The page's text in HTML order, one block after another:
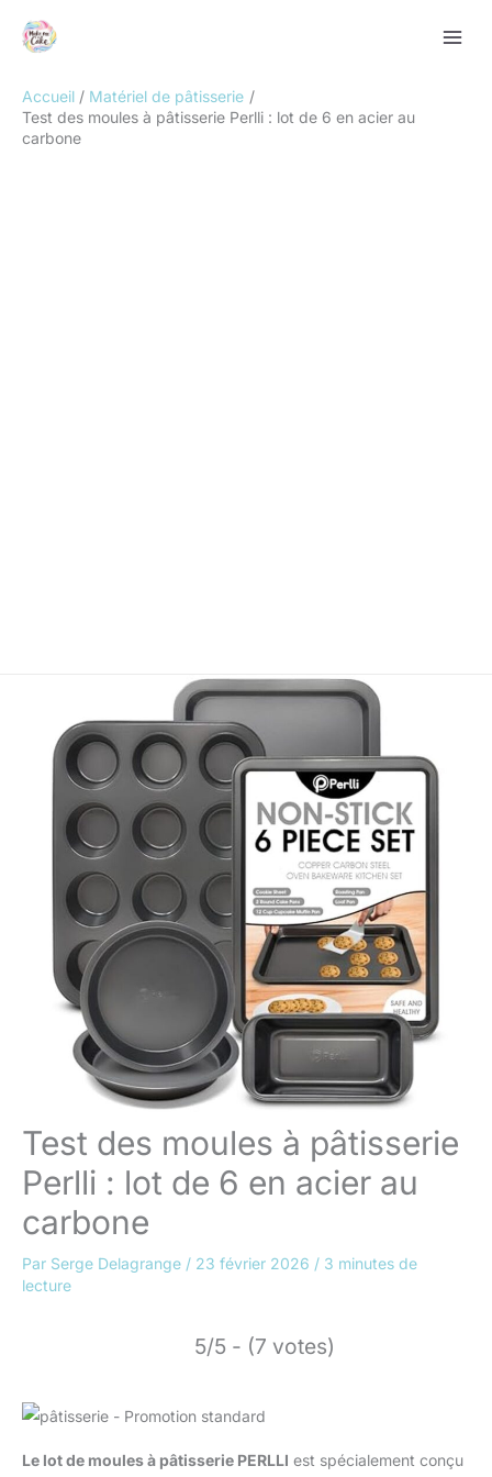
Accueil
Matériel de pâtisserie
Test des moules à pâtisserie Perlli : lot de 6 en acier au
carbone
Test des moules à pâtisserie
Perlli : lot de 6 en acier au
carbone
Par Serge Delagrange / 23 février 2026 / 3 minutes de
lecture
5/5 - (7 votes)
Le lot de moules à pâtisserie PERLLI est spécialement conçu